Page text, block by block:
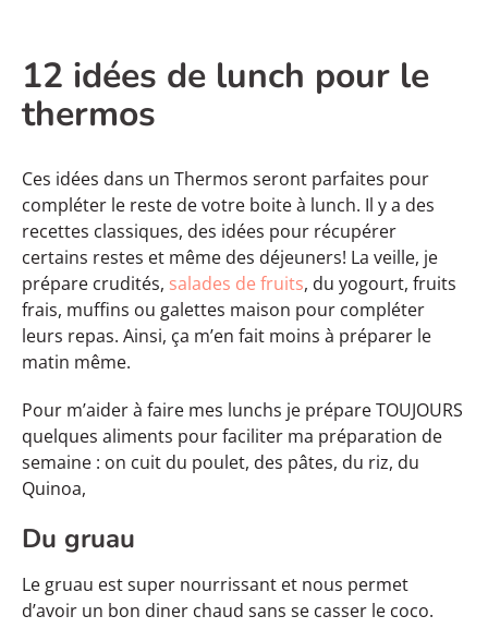
12 idées de lunch pour le
thermos
Ces idées dans un Thermos seront parfaites pour
compléter le reste de votre boite à lunch. Il y a des
recettes classiques, des idées pour récupérer
certains restes et même des déjeuners! La veille, je
prépare crudités, salades de fruits, du yogourt, fruits
frais, muffins ou galettes maison pour compléter
leurs repas. Ainsi, ça m’en fait moins à préparer le
matin même.
Pour m’aider à faire mes lunchs je prépare TOUJOURS
quelques aliments pour faciliter ma préparation de
semaine : on cuit du poulet, des pâtes, du riz, du
Quinoa,
Du gruau
Le gruau est super nourrissant et nous permet
d’avoir un bon diner chaud sans se casser le coco.